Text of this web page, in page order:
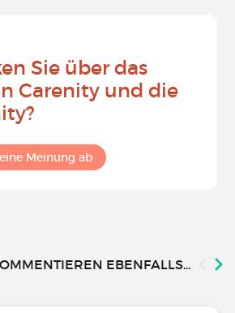
Sie über das
Carenity und die
Meinung ab
EBENFALLS...